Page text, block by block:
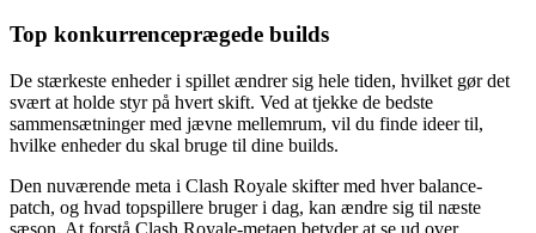
Top konkurrenceprægede builds
De stærkeste enheder i spillet ændrer sig hele tiden, hvilket gør det
svært at holde styr på hvert skift. Ved at tjekke de bedste
sammensætninger med jævne mellemrum, vil du finde ideer til,
hvilke enheder du skal bruge til dine builds.
Den nuværende meta i Clash Royale skifter med hver balance-
patch, og hvad topspillere bruger i dag, kan ændre sig til næste
sæson. At forstå Clash Royale-metaen betyder at se ud over